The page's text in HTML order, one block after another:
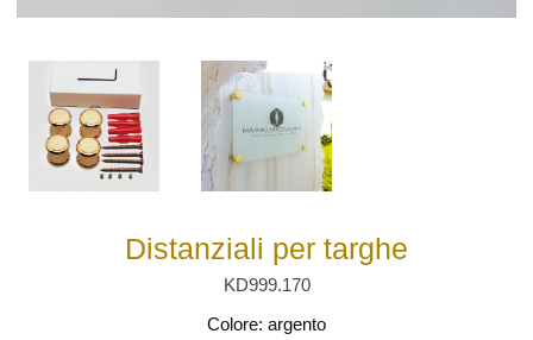
Distanziali per targhe
KD999.170
Colore: argento